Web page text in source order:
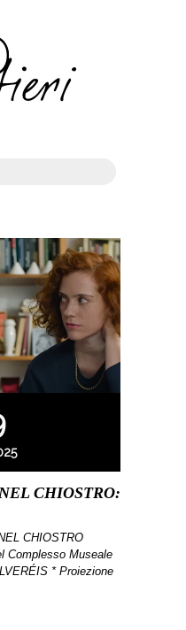
CHIOSTRO:
CHIOSTRO
Complesso Museale
* Proiezione